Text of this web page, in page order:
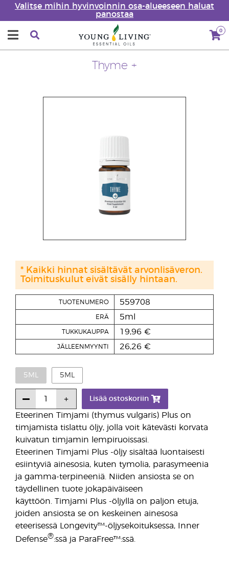
Valitse mihin hyvinvoinnin osa-alueeseen haluat
panostaa
0
Thyme +
Eteerinen Timjami (thymus vulgaris) Plus on
timjamista tislattu öljy, jolla voit kätevästi korvata
kuivatun timjamin lempiruoissasi.
Eteerinen Timjami Plus -öljy sisältää luontaisesti
esiintyviä ainesosia, kuten tymolia, parasymeenia
ja gamma-terpineeniä. Niiden ansiosta se on
täydellinen tuote jokapäiväiseen
käyttöön. Timjami Plus -öljyllä on paljon etuja,
joiden ansiosta se on keskeinen ainesosa
eteerisessä Longevity™-öljysekoituksessa, Inner
Defense®:ssä ja ParaFree™:ssä.
TUOTENUMERO 559708
ERÄ 5ml
TUKKUKAUPPA 19,96 €
JÄLLEENMYYNTI 26,26 €
5ML 5ML
Lisää ostoskoriin
* Kaikki hinnat sisältävät arvonlisäveron.
Toimituskulut eivät sisälly hintaan.